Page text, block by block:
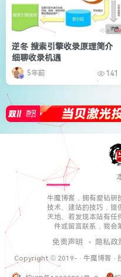
逆冬 搜索引擎收录原理简介
细聊收录机遇
5年前 141
牛魔博客，拥有爱钻研
技术、建站的技巧，提
天地。若发现本站有任
件或留言联系，我会
免责声明 隐私政
Copyright © 2019- · 牛魔博客 ·